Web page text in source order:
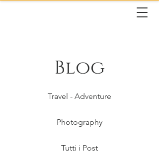
Blog
Travel - Adventure
Photography
Tutti i Post